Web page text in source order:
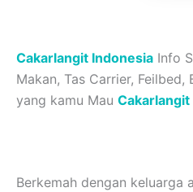
Cakarlangit Indonesia Info
Makan, Tas Carrier,
yang kamu Mau
Berkemah dengan keluarga